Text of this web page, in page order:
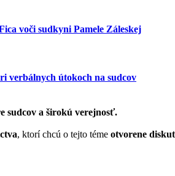
voči sudkyni Pamele Záleskej
verbálnych útokoch na sudcov
sudcov a širokú verejnosť.
, ktorí chcú o tejto téme otvorene